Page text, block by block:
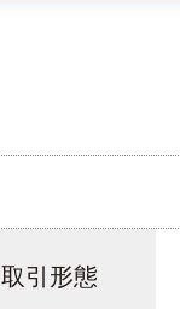
取引形態